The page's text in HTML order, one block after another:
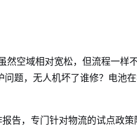
然空域相对宽松，但流程一样
题，无人机坏了谁修？电池
告，专门针对物流的试点政策